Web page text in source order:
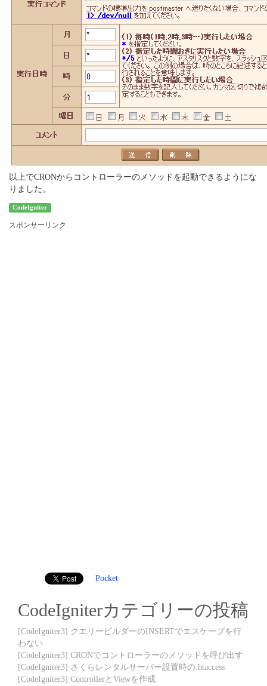
以上でCRONからコントローラーのメソッドを起動できるようにな
りました。
CodeIgniter
スポンサーリンク
Pocket
CodeIgniterカテゴリーの投稿
[CodeIgniter3] クエリービルダーのINSERTでエスケープを行
わない
[CodeIgniter3] CRONでコントローラーのメソッドを呼び出す
[CodeIgniter3] さくらレンタルサーバー設置時の.htaccess
[CodeIgniter3] ControllerとViewを作成